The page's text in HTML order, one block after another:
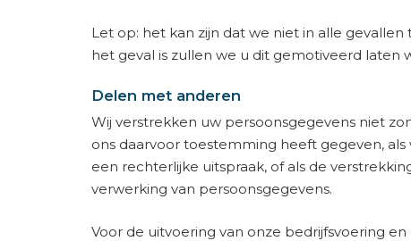
Let op: het kan zijn dat we niet in alle
het geval is zullen we u dit gemotiveerd laten
Delen met anderen
Wij verstrekken uw persoonsgegevens niet
ons daarvoor toestemming heeft gegeven,
een rechterlijke uitspraak, of als de
verwerking van persoonsgegevens.
Voor de uitvoering van onze bedrijfsvoering